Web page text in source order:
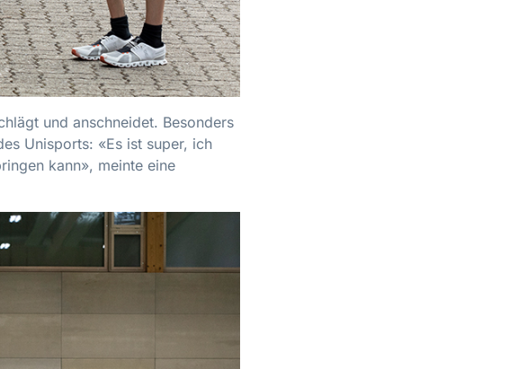
und anschneidet. Besonders
Unisports: «Es ist super, ich
kann», meinte eine